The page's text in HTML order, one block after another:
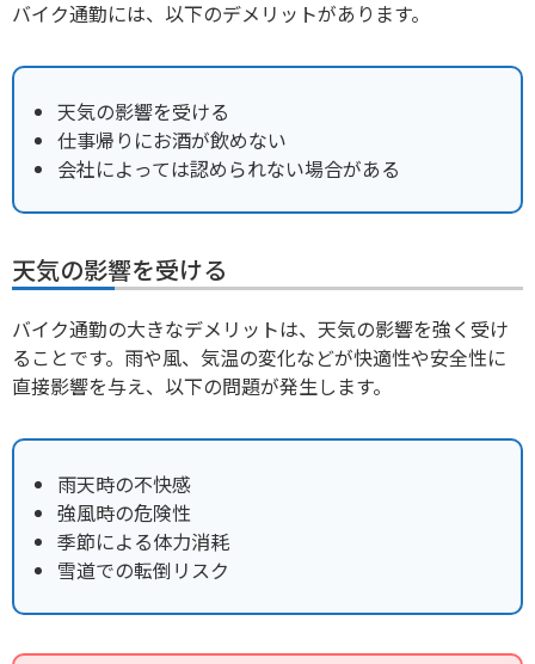
バイク通勤には、以下のデメリットがあります。
天気の影響を受ける
仕事帰りにお酒が飲めない
会社によっては認められない場合がある
天気の影響を受ける
バイク通勤の大きなデメリットは、天気の影響を強く受け
ることです。雨や風、気温の変化などが快適性や安全性に
直接影響を与え、以下の問題が発生します。
雨天時の不快感
強風時の危険性
季節による体力消耗
雪道での転倒リスク